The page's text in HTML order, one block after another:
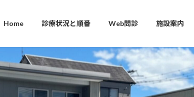
Home 診療状況と順番 Web問診 施設案内